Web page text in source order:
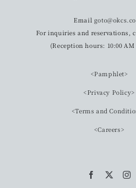
Email
For inquiries and reservations,
(Reception hours: 10:00 AM
<Pamphlet>
<Privacy Policy>
<Terms and
<Careers>